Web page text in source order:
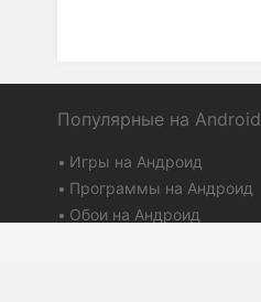
Популярные на Android
Игры на Андроид
Программы на Андроид
Обои на Андроид